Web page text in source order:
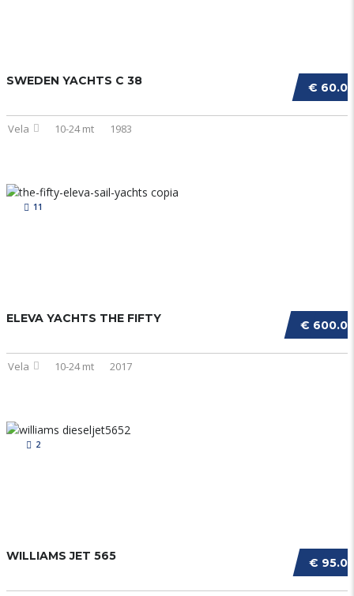
€
SWEDEN YACHTS C 38
Vela 10-24 mt 1983
11
€
ELEVA YACHTS THE FIFTY
Vela 10-24 mt 2017
2
€
WILLIAMS JET 565